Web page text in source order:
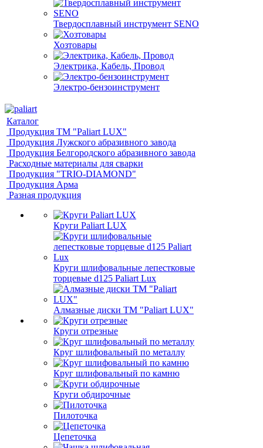
Твердосплавный инструмент SENO
Хозтовары
Электрика, Кабель, Провод
Электро-бензоинструмент
Каталог
Продукция ТМ "Paliart LUX"
Продукция Лужского абразивного завода
Продукция Белгородского абразивного завода
Расходные материалы для сварки
Продукция "TRIO-DIAMOND"
Продукция Арма
Разная продукция
Круги Paliart LUX
Круги шлифовальные лепестковые
торцевые d125 Paliart Lux
Алмазные диски ТМ "Paliart LUX"
Круги отрезные
Круг шлифовальный по металлу
Круг шлифовальный по камню
Круги обдирочные
Пилоточка
Цепеточка